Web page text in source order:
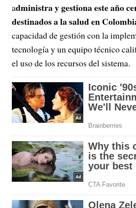
administra y gestiona este año
destinados a la salud en
capacidad de gestión con la
tecnología y un equipo técnico
el uso de los recursos del sistema.